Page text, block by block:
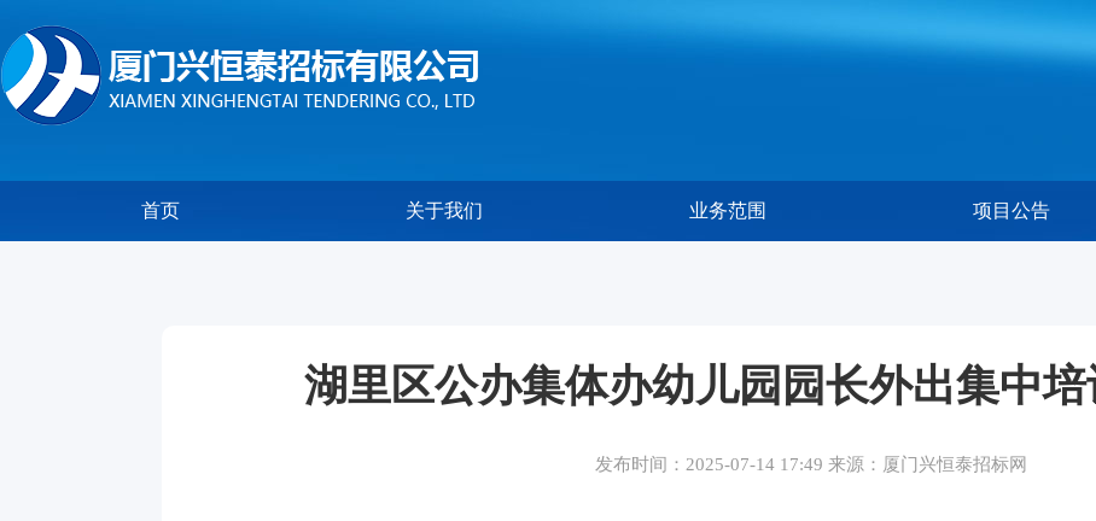
首页 关于我们 业务范围 项目公告
湖里区公办集体办幼儿园园长外出集中
发布时间：2025-07-14 17:49 来源：厦门兴恒泰招标网